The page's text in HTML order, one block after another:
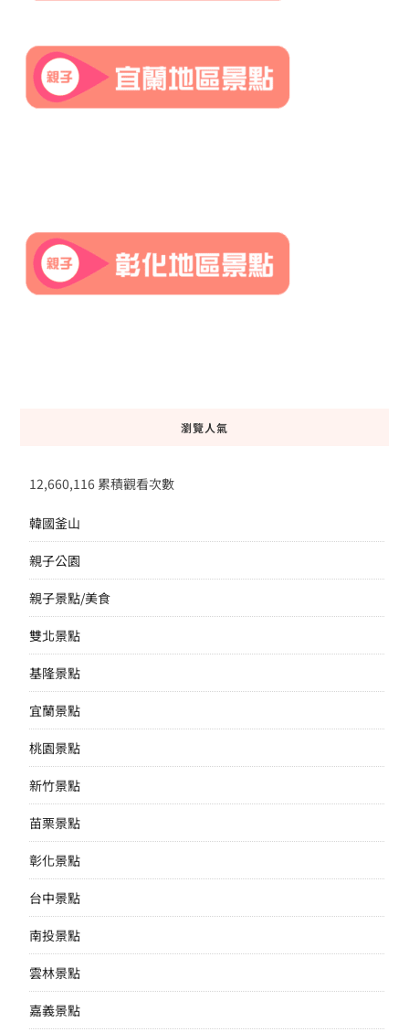
瀏覽人氣
12,660,116 累積觀看次數
韓國釜山
親子公園
親子景點/美食
雙北景點
基隆景點
宜蘭景點
桃園景點
新竹景點
苗栗景點
彰化景點
台中景點
南投景點
雲林景點
嘉義景點